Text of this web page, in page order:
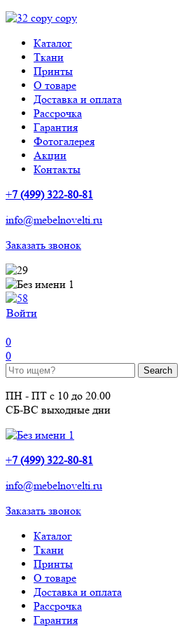
Каталог
Ткани
Принты
О товаре
Доставка и оплата
Рассрочка
Гарантия
Фотогалерея
Акции
Контакты
+7 (499) 322-80-81
info@mebelnovelti.ru
Заказать звонок
Войти
0
0
ПН - ПТ с 10 до 20.00
СБ-ВС выходные дни
+7 (499) 322-80-81
info@mebelnovelti.ru
Заказать звонок
Каталог
Ткани
Принты
О товаре
Доставка и оплата
Рассрочка
Гарантия